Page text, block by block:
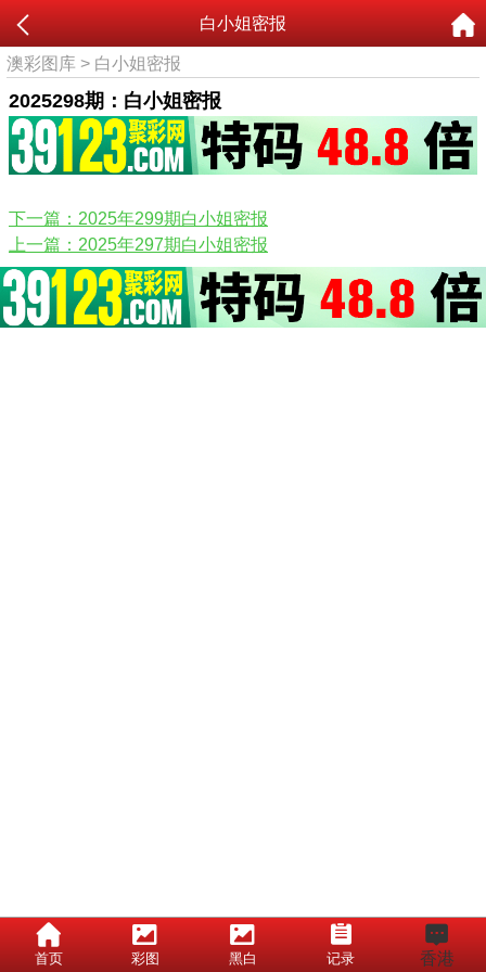
首页 彩图 黑白 记录 香港
白小姐密报
澳彩图库 > 白小姐密报
2025298期：白小姐密报
下一篇：2025年299期白小姐密报
上一篇：2025年297期白小姐密报